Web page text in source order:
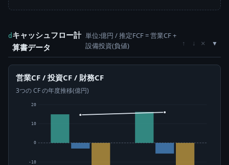
d キャッシュフロー計
算書データ
単位:億円 / 推定FCF = 営業CF +
設備投資(負値)
↑ ↓ ×
営業CF / 投資CF / 財務CF
3つの CF の年度推移(億円)
-10
0
10
20